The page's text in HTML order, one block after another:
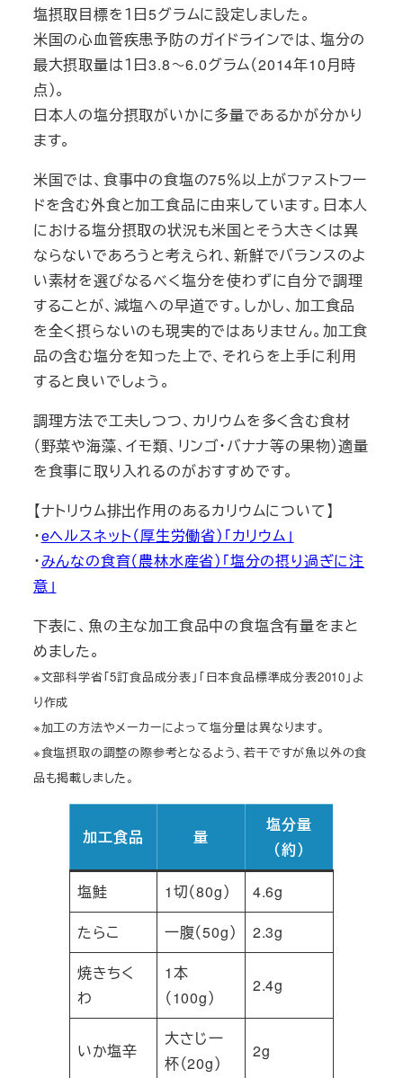
塩摂取目標を１日5グラムに設定しました。
米国の心血管疾患予防のガイドラインでは、塩分の
最大摂取量は１日3.8～6.0グラム（2014年10月時
点）。
日本人の塩分摂取がいかに多量であるかが分かり
ます。
米国では、食事中の食塩の75％以上がファストフー
ドを含む外食と加工食品に由来しています。日本人
における塩分摂取の状況も米国とそう大きくは異
ならないであろうと考えられ、新鮮でバランスのよ
い素材を選びなるべく塩分を使わずに自分で調理
することが、減塩への早道です。しかし、加工食品
を全く摂らないのも現実的ではありません。加工食
品の含む塩分を知った上で、それらを上手に利用
すると良いでしょう。
調理方法で工夫しつつ、カリウムを多く含む食材
（野菜や海藻、イモ類、リンゴ・バナナ等の果物）適量
を食事に取り入れるのがおすすめです。
【ナトリウム排出作用のあるカリウムについて】
・eヘルスネット（厚生労働省）「カリウム」
・みんなの食育（農林水産省）「塩分の摂り過ぎに注
意」
下表に、魚の主な加工食品中の食塩含有量をまと
めました。
※文部科学省「5訂食品成分表」「日本食品標準成分表2010」よ
り作成
※加工の方法やメーカーによって塩分量は異なります。
※食塩摂取の調整の際参考となるよう、若干ですが魚以外の食
品も掲載しました。
加工食品 量
塩分量
（約）
塩鮭 1切（80g）
4.6g
たらこ
一腹（50g）
2.3g
焼きちく
わ
1本
（100g）
2.4g
いか塩辛
大さじ一
杯（20g）
2g